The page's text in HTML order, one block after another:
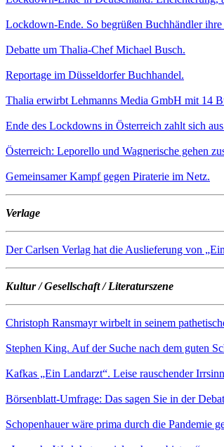
Lockdown-Ende. So begrüßen Buchhändler
Debatte um Thalia-Chef Michael Busch.
Reportage im Düsseldorfer Buchhandel.
Thalia erwirbt Lehmanns Media GmbH mit 14
Ende des Lockdowns in Österreich zahlt sich
Österreich: Leporello und Wagnerische gehen
Gemeinsamer Kampf gegen Piraterie im Netz.
Verlage
Der Carlsen Verlag hat die Auslieferung von
Kultur / Gesellschaft / Literaturszene
Christoph Ransmayr wirbelt in seinem
Stephen King. Auf der Suche nach dem guten
Kafkas „Ein Landarzt“. Leise rauschender
Börsenblatt-Umfrage: Das sagen Sie in der
Schopenhauer wäre prima durch die Pandemie